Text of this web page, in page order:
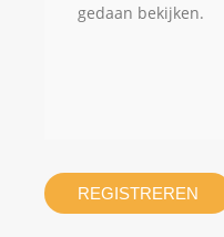
gedaan bekijken.
REGISTREREN